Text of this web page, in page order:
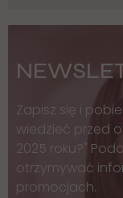
Zapisz się i
wiedzieć przed
2025 roku?"
otrzymywać
promocjach.